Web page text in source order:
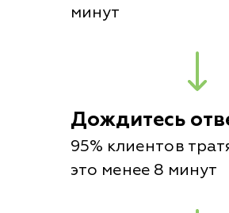
минут
Дождитесь
95% клиентов
это менее 8 минут